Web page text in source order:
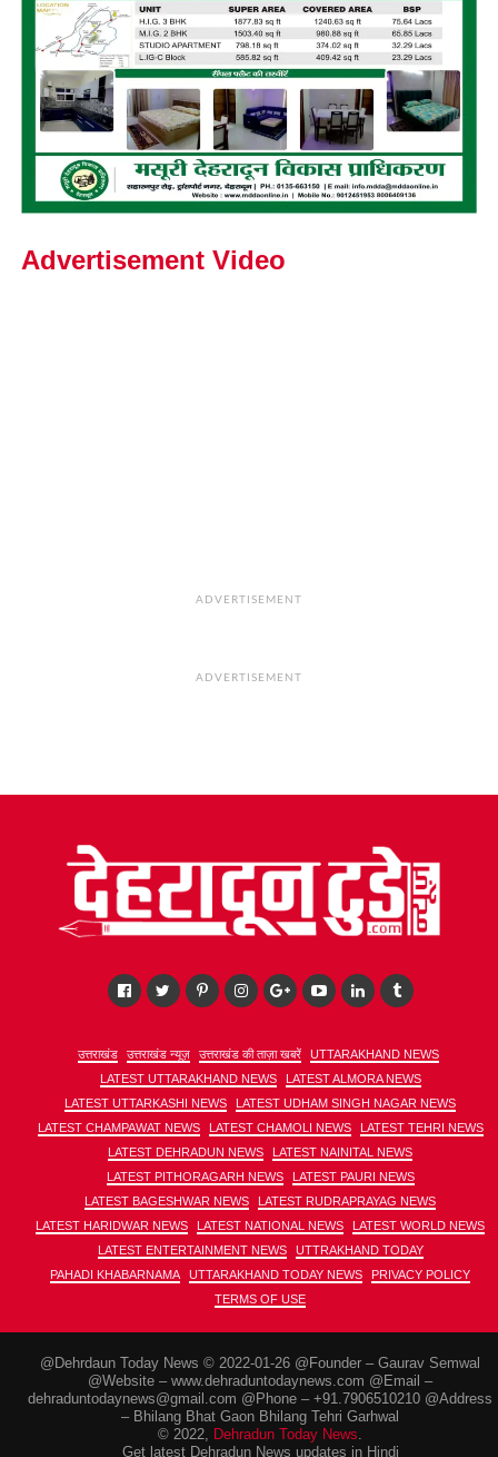
Advertisement Video
ADVERTISEMENT
ADVERTISEMENT
उत्तराखंड उत्तराखंड न्यूज़ उत्तराखंड की ताज़ा खबरें
UTTARAKHAND NEWS
LATEST UTTARAKHAND NEWS
LATEST ALMORA NEWS
LATEST UTTARKASHI NEWS
LATEST UDHAM SINGH NAGAR NEWS
LATEST CHAMPAWAT NEWS
LATEST CHAMOLI NEWS
LATEST TEHRI NEWS
LATEST DEHRADUN NEWS
LATEST NAINITAL NEWS
LATEST PITHORAGARH NEWS
LATEST PAURI NEWS
LATEST BAGESHWAR NEWS
LATEST RUDRAPRAYAG NEWS
LATEST HARIDWAR NEWS
LATEST NATIONAL NEWS
LATEST WORLD NEWS
LATEST ENTERTAINMENT NEWS
UTTRAKHAND TODAY
PAHADI KHABARNAMA
UTTARAKHAND TODAY NEWS
PRIVACY POLICY
TERMS OF USE
@Dehrdaun Today News © 2022-01-26 @Founder – Gaurav Semwal
@Website – www.dehraduntodaynews.com @Email –
dehraduntodaynews@gmail.com @Phone – +91.7906510210 @Address
– Bhilang Bhat Gaon Bhilang Tehri Garhwal
© 2022, Dehradun Today News
Get latest Dehradun News updates in Hindi